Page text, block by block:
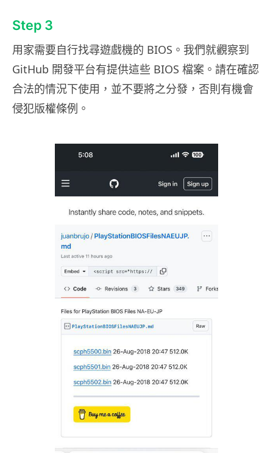
Step 3
用家需要自行找尋遊戲機的 BIOS。我們就觀察到
GitHub 開發平台有提供這些 BIOS 檔案。請在確認
合法的情況下使用，並不要將之分發，否則有機會
侵犯版權條例。